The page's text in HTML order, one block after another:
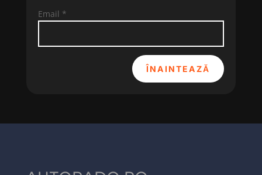
Email *
ÎNAINTEAZĂ